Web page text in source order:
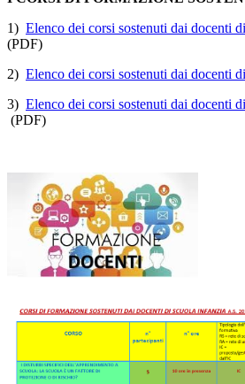
1) Elenco dei corsi sostenuti dai docenti
(PDF)
2) Elenco dei corsi sostenuti dai docenti
3) Elenco dei corsi sostenuti dai docenti
(PDF)